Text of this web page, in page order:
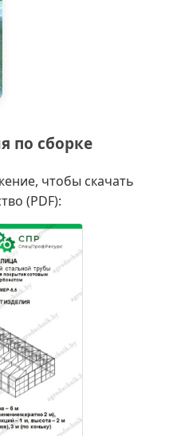
по сборке
чтобы скачать
(PDF):